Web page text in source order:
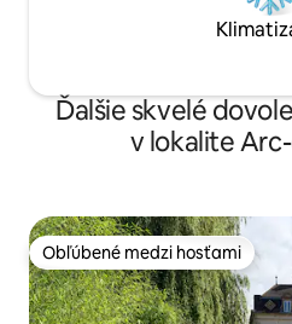
Ďalšie skvelé
v lokalite
Obľúbené medzi hosťami
Obľúbené medzi hosťami